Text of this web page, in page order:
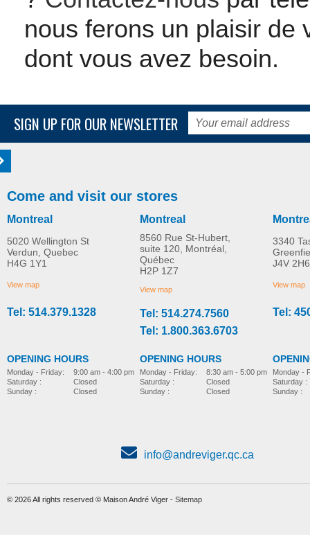
nous ferons un plaisir de
dont vous avez besoin.
SIGN UP FOR OUR NEWSLETTER
Come and visit our stores
Montreal
5020 Wellington St
Verdun, Quebec
H4G 1Y1
View map
Tel: 514.379.1328
OPENING HOURS
Monday - Friday:
Saturday :
Sunday :
9:00 am - 4:00 pm
Closed
Closed
Montreal
8560 Rue St-Hubert,
suite 120, Montréal,
Québec
H2P 1Z7
View map
Tel: 514.274.7560
Tel: 1.800.363.6703
OPENING HOURS
Monday - Friday:
Saturday :
Sunday :
8:30 am - 5:00 pm
Closed
Closed
3340
J4V 2H6
View map
Tel:
Monday -
Saturday :
Sunday :
info@andreviger.qc.ca
© 2026 All rights reserved © Maison André Viger - Sitemap